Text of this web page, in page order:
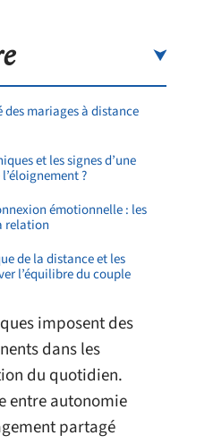
mariages à distance
et les signes d’une
?
émotionnelle : les
relation
de la distance et les
l’équilibre du couple
imposent des
dans les
du quotidien.
entre autonomie
partagé